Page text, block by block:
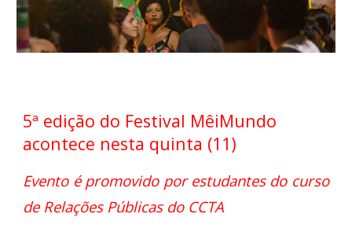
5ª edição do Festival MêiMundo
acontece nesta quinta (11)
Evento é promovido por estudantes do curso
de Relações Públicas do CCTA